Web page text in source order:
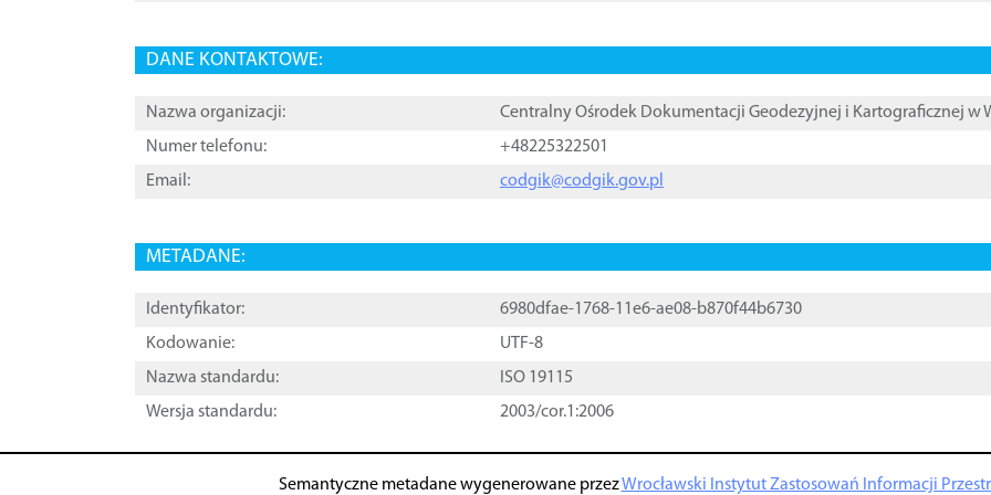
DANE KONTAKTOWE:
Nazwa organizacji:
Centralny Ośrodek Dokumentacji Geodezyjnej i Kartograficznej w
Numer telefonu:
+48225322501
Email:
codgik@codgik.gov.pl
METADANE:
Identyfikator:
6980dfae-1768-11e6-ae08-b870f44b6730
Kodowanie:
UTF-8
Nazwa standardu:
ISO 19115
Wersja standardu:
2003/cor.1:2006
Semantyczne metadane wygenerowane przezWrocławski Instytut Zastosowań Informacji